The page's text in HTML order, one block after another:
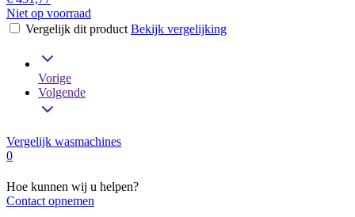
Niet op voorraad
Vergelijk dit product Bekijk vergelijking
Vorige
Volgende
Vergelijk wasmachines
0
Hoe kunnen wij u helpen?
Contact opnemen